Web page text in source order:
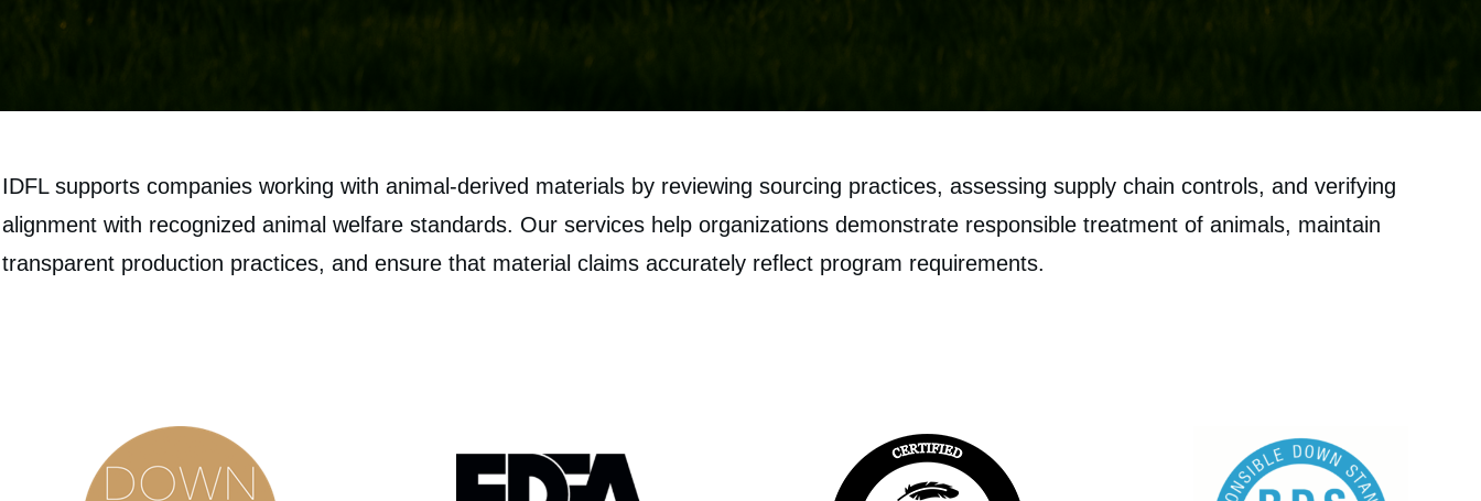
IDFL supports companies working with animal‑derived materials by reviewing sourcing practices, assessing supply chain controls, and verifying
alignment with recognized animal welfare standards. Our services help organizations demonstrate responsible treatment of animals, maintain
transparent production practices, and ensure that material claims accurately reflect program requirements.